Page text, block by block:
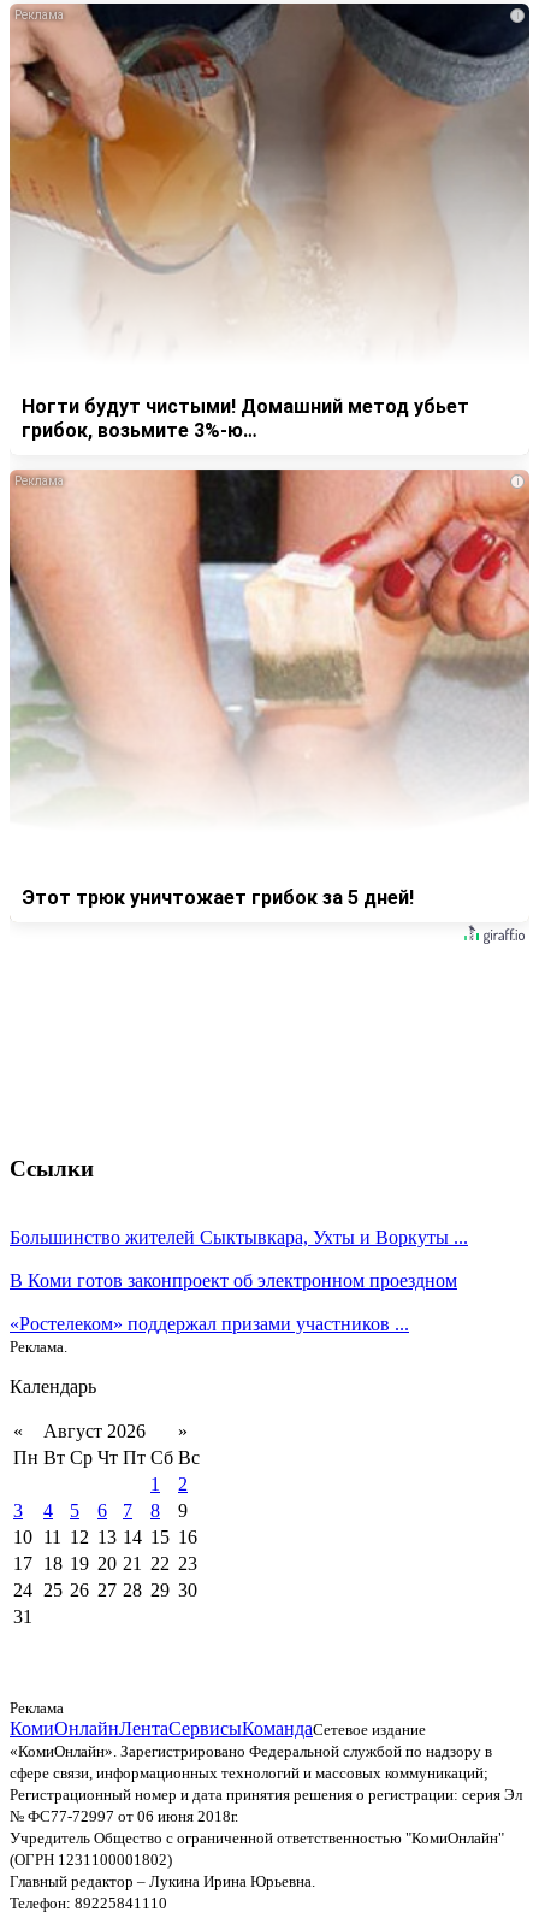
i
Ногти будут чистыми! Домашний метод убьет
грибок, возьмите 3%-ю…
i
Этот трюк уничтожает грибок за 5 дней!
Ссылки
Большинство жителей Сыктывкара, Ухты и Воркуты ...
В Коми готов законпроект об электронном проездном
«Ростелеком» поддержал призами участников ...
Реклама.
Календарь
« Август 2026
»
Пн Вт Ср Чт Пт Сб Вс
1
2
3
4 5 6 7 8
9
10 11 12 13 14 15 16
17 18 19 20 21 22 23
24 25 26 27 28 29 30
31
Реклама
КомиОнлайнЛентаСервисыКомандаСетевое издание
«КомиОнлайн». Зарегистрировано Федеральной службой по надзору в
сфере связи, информационных технологий и массовых коммуникаций;
Регистрационный номер и дата принятия решения о регистрации: серия Эл
№ ФС77-72997 от 06 июня 2018г.
Учредитель Общество с ограниченной ответственностью "КомиОнлайн"
(ОГРН 1231100001802)
Главный редактор – Лукина Ирина Юрьевна.
Телефон: 89225841110